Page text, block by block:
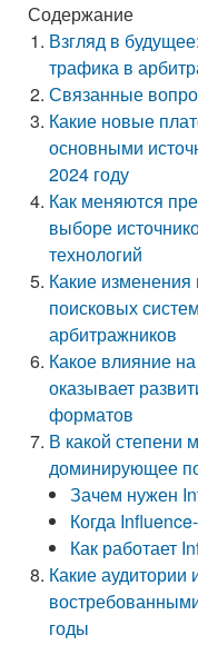
Содержание
Взгляд в
трафика в
Связанные
Какие новые
основными
2024 году
Как меняются
выборе
технологий
Какие изменения
поисковых
арбитражников
Какое влияние
оказывает
форматов
В какой степени
доминирующее
Зачем нужен
Когда
Как работает
Какие аудитории
годы